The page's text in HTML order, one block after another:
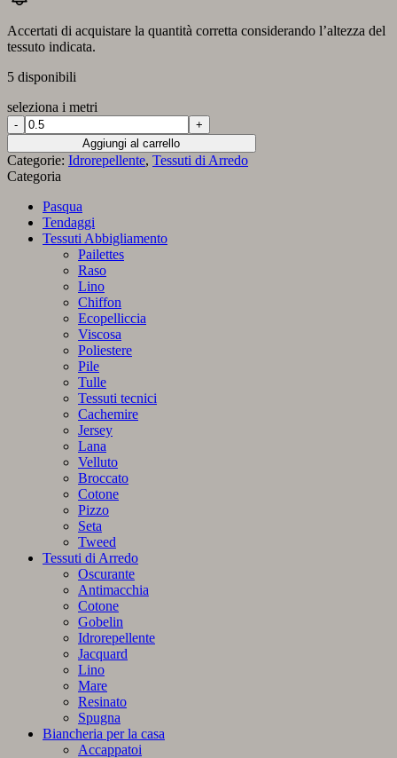
Accertati di acquistare la quantità corretta considerando l’altezza del
tessuto indicata.
5 disponibili
seleziona i metri
Idrorepellente
Ciliegio
Rosa
quantità
Aggiungi al carrello
Categorie: Idrorepellente, Tessuti di Arredo
Categoria
Pasqua
Tendaggi
Tessuti Abbigliamento
Pailettes
Raso
Lino
Chiffon
Ecopelliccia
Viscosa
Poliestere
Pile
Tulle
Tessuti tecnici
Cachemire
Jersey
Lana
Velluto
Broccato
Cotone
Pizzo
Seta
Tweed
Tessuti di Arredo
Oscurante
Antimacchia
Cotone
Gobelin
Idrorepellente
Jacquard
Lino
Mare
Resinato
Spugna
Biancheria per la casa
Accappatoi